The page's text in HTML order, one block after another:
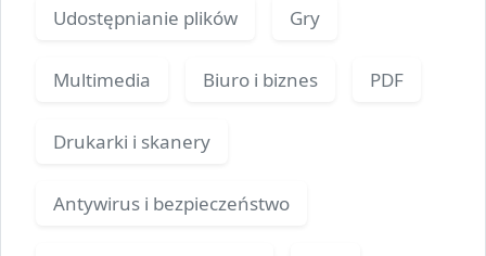
Udostępnianie plików Gry
Multimedia Biuro i biznes PDF
Drukarki i skanery
Antywirus i bezpieczeństwo